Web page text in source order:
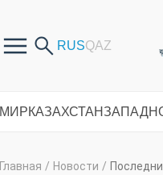
МИРКАЗАХСТАН
Главная / Новости /